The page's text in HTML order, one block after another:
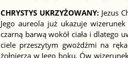
CHRYSTYS UKRZYŻOWANY: Jezus
Jego aureola już ukazuje
czarną barwą wokół ciała i dlatego
ciele przeszytym gwoźdźmi na
żołnierza w Jego boku. Ów